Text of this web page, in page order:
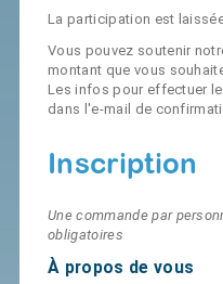
La participation est
Vous pouvez soutenir
montant que vous
Les infos pour effectuer
dans l'e-mail de
Inscription
Une commande par
obligatoires
À propos de vous